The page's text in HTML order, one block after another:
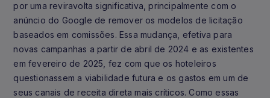
por uma reviravolta significativa, principalmente com o
anúncio do Google de remover os modelos de licitação
baseados em comissões. Essa mudança, efetiva para
novas campanhas a partir de abril de 2024 e as existentes
em fevereiro de 2025, fez com que os hoteleiros
questionassem a viabilidade futura e os gastos em um de
seus canais de receita direta mais críticos. Como essas